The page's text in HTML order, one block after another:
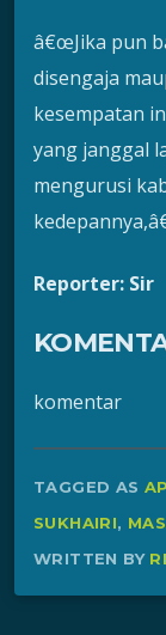
â€œJika pun
disengaja
kesempatan
yang janggal
mengurusi
Reporter: Sir
komentar
TAGGED AS
SUKHAIRI,
WRITTEN BY